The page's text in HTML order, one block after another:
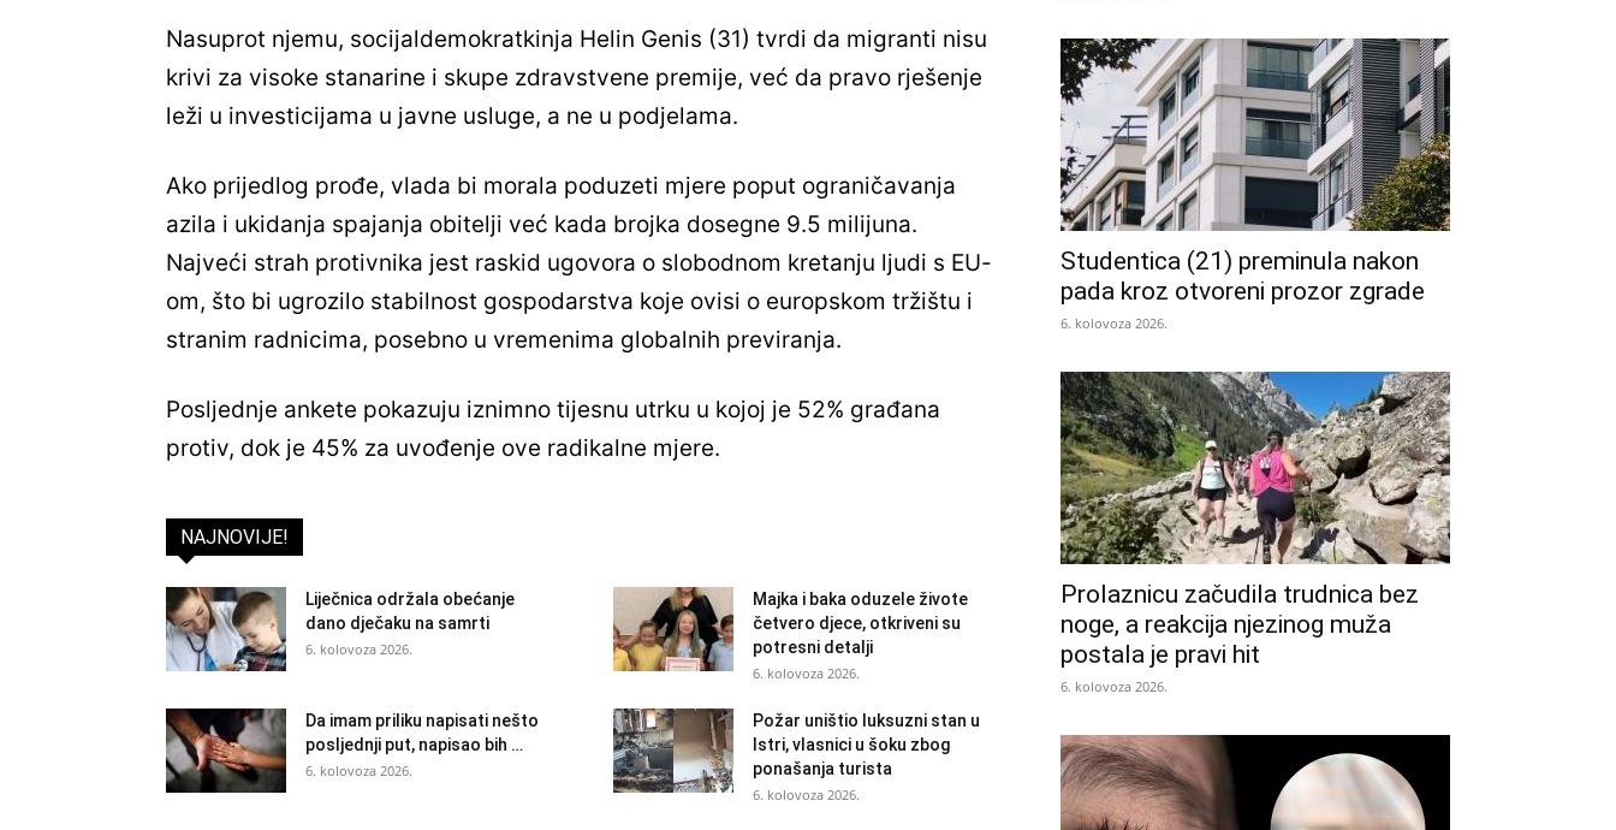
Nasuprot njemu, socijaldemokratkinja Helin Genis (31) tvrdi da migranti nisu
krivi za visoke stanarine i skupe zdravstvene premije, već da pravo rješenje
leži u investicijama u javne usluge, a ne u podjelama.
Ako prijedlog prođe, vlada bi morala poduzeti mjere poput ograničavanja
azila i ukidanja spajanja obitelji već kada brojka dosegne 9.5 milijuna.
Najveći strah protivnika jest raskid ugovora o slobodnom kretanju ljudi s EU-
om, što bi ugrozilo stabilnost gospodarstva koje ovisi o europskom tržištu i
stranim radnicima, posebno u vremenima globalnih previranja.
Posljednje ankete pokazuju iznimno tijesnu utrku u kojoj je 52% građana
protiv, dok je 45% za uvođenje ove radikalne mjere.
NAJNOVIJE!
Liječnica održala obećanje
dano dječaku na samrti
6. kolovoza 2026.
Majka i baka oduzele živote
četvero djece, otkriveni su
potresni detalji
6. kolovoza 2026.
Da imam priliku napisati nešto
posljednji put, napisao bih …
6. kolovoza 2026.
Požar uništio luksuzni stan u
Istri, vlasnici u šoku zbog
ponašanja turista
6. kolovoza 2026.
Studentica (21) preminula nakon
pada kroz otvoreni prozor zgrade
6. kolovoza 2026.
Prolaznicu začudila trudnica bez
noge, a reakcija njezinog muža
postala je pravi hit
6. kolovoza 2026.